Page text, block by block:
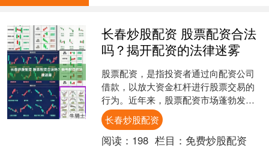
长春炒股配资 股票配资合法
吗？揭开配资的法律迷雾
股票配资，是指投资者通过向配资公司
借款，以放大资金杠杆进行股票交易的
行为。近年来，股票配资市场蓬勃发
展，但其合法性一直备受争议。 1. 选择
合适的网络平台：在选....
长春炒股配资
阅读： 198 栏目： 免费炒股配资